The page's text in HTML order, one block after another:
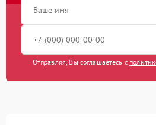
Отправляя, Вы соглашаетесь с